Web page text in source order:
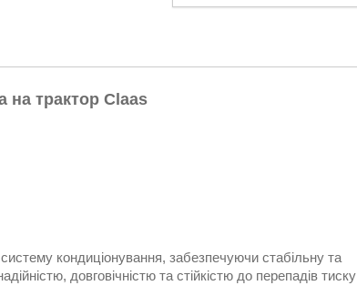
на трактор Claas
кондиціонування, забезпечуючи стабільну та
довговічністю та стійкістю до перепадів тиску